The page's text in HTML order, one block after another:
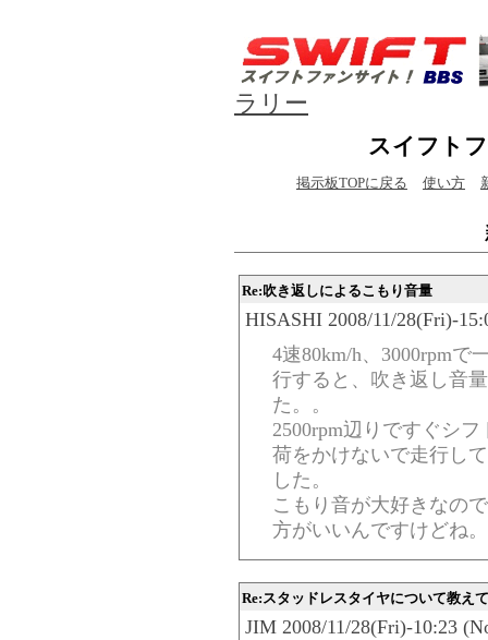
ラリー
スイフト
掲示板TOPに戻る 使い方
Re:吹き返しによるこもり音量
HISASHI 2008/11/28(Fri)-
4速80km/h、3000rpmで
行すると、吹き返し音
た。。
2500rpm辺りですぐシ
荷をかけないで走行し
した。
こもり音が大好きなの
方がいいんですけどね。
Re:スタッドレスタイヤについて教え
JIM 2008/11/28(Fri)-10:23